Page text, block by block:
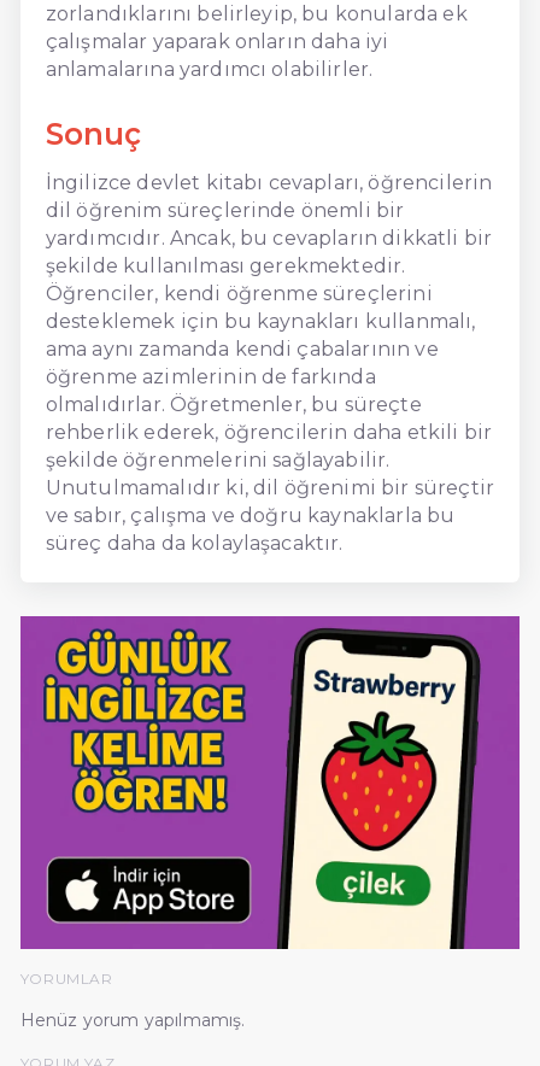
zorlandıklarını belirleyip, bu konularda ek
çalışmalar yaparak onların daha iyi
anlamalarına yardımcı olabilirler.
Sonuç
İngilizce devlet kitabı cevapları, öğrencilerin
dil öğrenim süreçlerinde önemli bir
yardımcıdır. Ancak, bu cevapların dikkatli bir
şekilde kullanılması gerekmektedir.
Öğrenciler, kendi öğrenme süreçlerini
desteklemek için bu kaynakları kullanmalı,
ama aynı zamanda kendi çabalarının ve
öğrenme azimlerinin de farkında
olmalıdırlar. Öğretmenler, bu süreçte
rehberlik ederek, öğrencilerin daha etkili bir
şekilde öğrenmelerini sağlayabilir.
Unutulmamalıdır ki, dil öğrenimi bir süreçtir
ve sabır, çalışma ve doğru kaynaklarla bu
süreç daha da kolaylaşacaktır.
YORUMLAR
Henüz yorum yapılmamış.